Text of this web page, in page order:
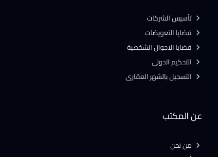
عن المكتب
من نحن
تأسيس الشركات
قضايا التعويضات
قضايا الاحوال الشخصية
التحكيم الدولى
التسجيل بالشهر العقارى